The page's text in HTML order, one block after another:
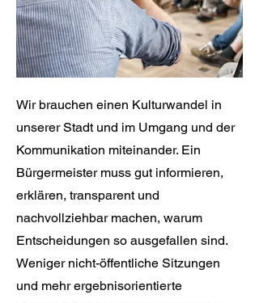
Wir brauchen einen Kulturwandel in
unserer Stadt und im Umgang und der
Kommunikation miteinander. Ein
Bürgermeister muss gut informieren,
erklären, transparent und
nachvollziehbar machen, warum
Entscheidungen so ausgefallen sind.
Weniger nicht-öffentliche Sitzungen
und mehr ergebnisorientierte